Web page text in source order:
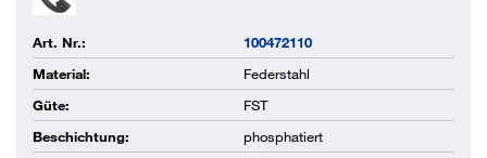
Art. Nr.:
100472110
Material:
Federstahl
Güte:
FST
Beschichtung:
phosphatiert